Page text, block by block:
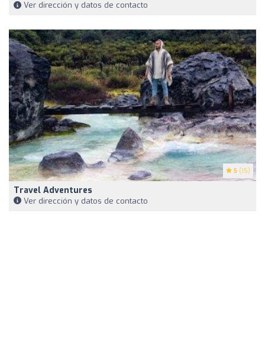
Ver dirección y datos de contacto
5 (15)
Travel Adventures
Ver dirección y datos de contacto